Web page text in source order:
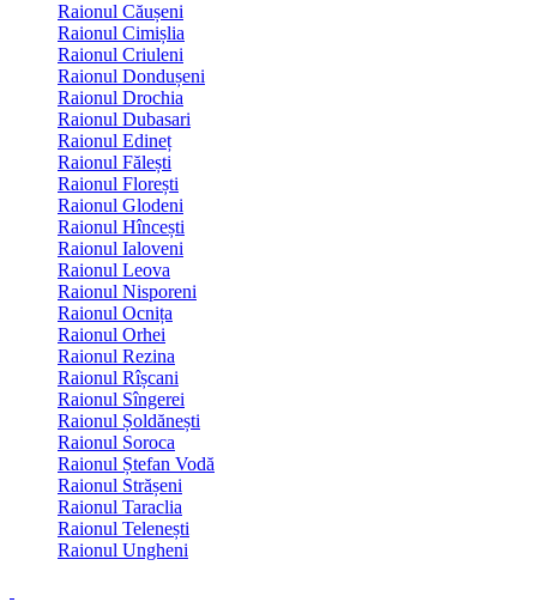
Raionul Căușeni
Raionul Cimișlia
Raionul Criuleni
Raionul Dondușeni
Raionul Drochia
Raionul Dubasari
Raionul Edineț
Raionul Fălești
Raionul Florești
Raionul Glodeni
Raionul Hîncești
Raionul Ialoveni
Raionul Leova
Raionul Nisporeni
Raionul Ocnița
Raionul Orhei
Raionul Rezina
Raionul Rîșcani
Raionul Sîngerei
Raionul Șoldănești
Raionul Soroca
Raionul Ștefan Vodă
Raionul Strășeni
Raionul Taraclia
Raionul Telenești
Raionul Ungheni